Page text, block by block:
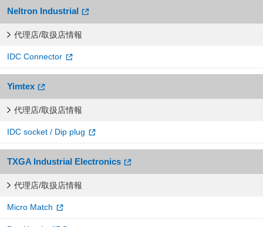
Neltron Industrial
代理店/取扱店情報
IDC Connector
Yimtex
代理店/取扱店情報
IDC socket / Dip plug
TXGA Industrial Electronics
代理店/取扱店情報
Micro Match